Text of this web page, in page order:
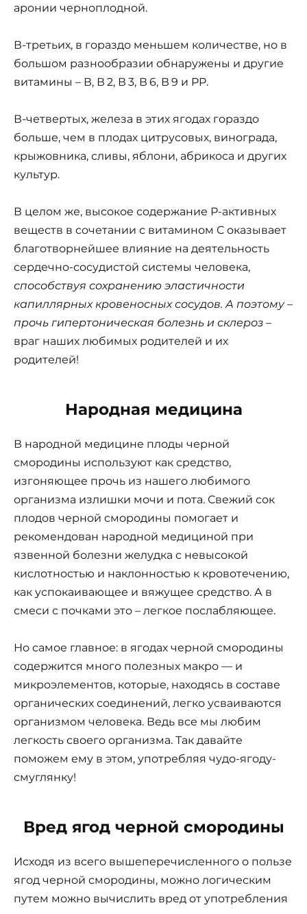
аронии черноплод­ной.
В-третьих, в гораздо меньшем количестве, но в
большом разнообразии обнаружены и другие
витамины – В, В 2, В 3, В 6, В 9 и PP.
В-четвертых, железа в этих ягодах гораздо
больше, чем в плодах цитрусовых, винограда,
крыжовника, сливы, яблони, абрикоса и других
культур.
В целом же, высокое содержание Р-активных
веществ в сочетании с витамином С оказывает
благотворнейшее влияние на деятельность
сердечно-сосудистой системы человека,
способствуя сохра­нению эластичности
капиллярных кро­веносных сосудов. А поэтому –
прочь гипертоническая болезнь и скле­роз –
враг наших любимых родителей и их
родителей!
Народная медицина
В народной медицине плоды черной
смородины используют как средство,
изгоняющее прочь из нашего любимого
организма излишки мочи и пота. Свежий сок
плодов черной смородины помогает и
рекомендован народной медициной при
язвенной бо­лезни желудка с невысокой
кислотно­стью и наклонностью к кровотечению,
как успокаивающее и вяжущее средство. А в
смеси с почками это – легкое послабляющее.
Но самое главное: в ягодах черной смородины
со­держится много полезных макро — и
микроэлементов, которые, находясь в составе
органических соединений, легко усваиваются
организмом чело­века. Ведь все мы любим
легкость своего организма. Так давайте
поможем ему в этом, употребляя чудо-ягоду-
смуглянку!
Вред ягод черной смородины
Исходя из всего вышеперечисленного о пользе
ягод черной смородины, можно логическим
путем можно вычислить вред от употребления